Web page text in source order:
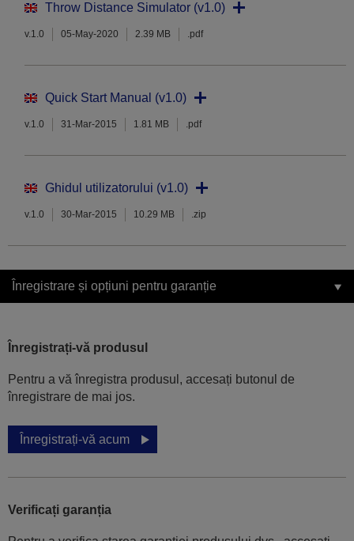
Throw Distance Simulator (v1.0)
v.1.0 05-May-2020 2.39 MB .pdf
Quick Start Manual (v1.0)
v.1.0 31-Mar-2015 1.81 MB .pdf
Ghidul utilizatorului (v1.0)
v.1.0 30-Mar-2015 10.29 MB .zip
Înregistrare și opțiuni pentru garanție
Înregistrați-vă produsul
Pentru a vă înregistra produsul, accesați butonul de
înregistrare de mai jos.
Înregistrați-vă acum
Verificați garanția